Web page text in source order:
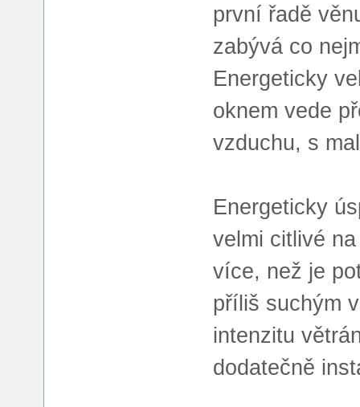
první řadě
zabývá co
Energeticky
oknem vede
vzduchu, s
Energeticky
velmi citlivé
více, než je
příliš suchým
intenzitu
dodatečně